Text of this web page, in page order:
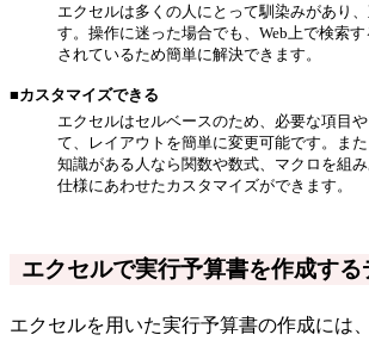
エクセルは多くの人にとって馴染みがあり
す。操作に迷った場合でも、Web上で検索
されているため簡単に解決できます。
■カスタマイズできる
エクセルはセルベースのため、必要な項目
て、レイアウトを簡単に変更可能です。ま
知識がある人なら関数や数式、マクロを組
仕様にあわせたカスタマイズができます。
エクセルで実行予算書を作成する
エクセルを用いた実行予算書の作成には